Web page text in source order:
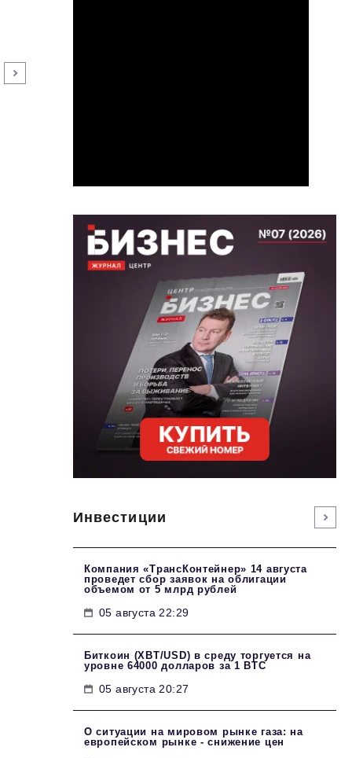
Инвестиции
Компания «ТрансКонтейнер» 14 августа
проведет сбор заявок на облигации
объемом от 5 млрд рублей
05 августа 22:29
Биткоин (XBT/USD) в среду торгуется на
уровне 64000 долларов за 1 BTC
05 августа 20:27
О ситуации на мировом рынке газа: на
европейском рынке - снижение цен